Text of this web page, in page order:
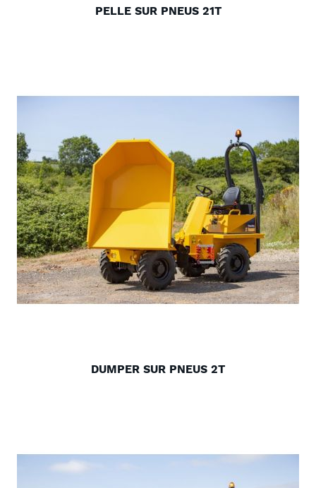
PELLE SUR PNEUS 21T
DUMPER SUR PNEUS 2T